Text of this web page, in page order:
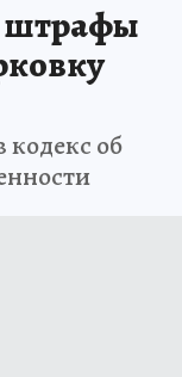
штрафы
кодекс об